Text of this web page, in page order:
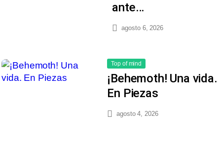
ante…
agosto 6, 2026
Top of mind
¡Behemoth! Una vida.
En Piezas
agosto 4, 2026